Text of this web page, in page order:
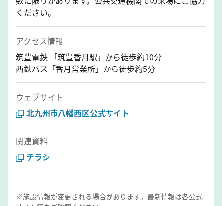
ください。
アクセス情報
筑豊電鉄 「筑豊香月駅」から徒歩約10分
西鉄バス「香月営業所」から徒歩約5分
ウェブサイト
北九州市八幡西区公式サイト
関連資料
チラシ
※施設情報が変更される場合があります。最新情報は各公式